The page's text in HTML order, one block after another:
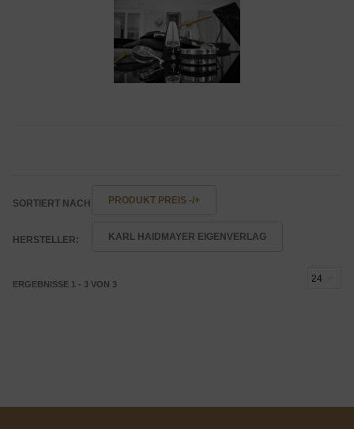
SORTIERT NACH PRODUKT PREIS -/+
HERSTELLER: KARL HAIDMAYER EIGENVERLAG
ERGEBNISSE 1 - 3 VON 3